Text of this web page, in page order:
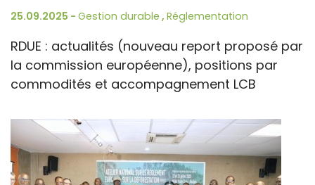
25.09.2025 - Gestion durable , Réglementation
RDUE : actualités (nouveau report proposé par
la commission européenne), positions par
commodités et accompagnement LCB